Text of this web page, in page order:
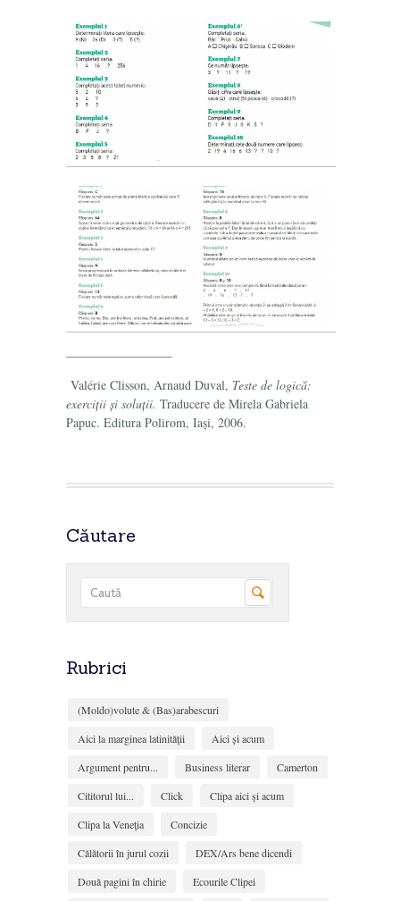
Valérie Clisson, Arnaud Duval, Teste de logică:
exerciții și soluții. Traducere de Mirela Gabriela
Papuc. Editura Polirom, Iași, 2006.
Căutare
Rubrici
(Moldo)volute & (Bas)arabescuri
Aici la marginea latinităţii
Aici și acum
Argument pentru...
Business literar
Camerton
Cititorul lui...
Click
Clipa aici şi acum
Clipa la Veneţia
Concizie
Călătorii în jurul cozii
DEX/Ars bene dicendi
Două pagini în chirie
Ecourile Clipei